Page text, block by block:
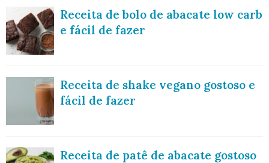
Receita de bolo de abacate low carb
e fácil de fazer
Receita de shake vegano gostoso e
fácil de fazer
Receita de patê de abacate gostoso